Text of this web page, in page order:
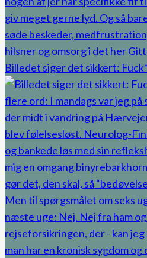
Billedet siger det sikkert: